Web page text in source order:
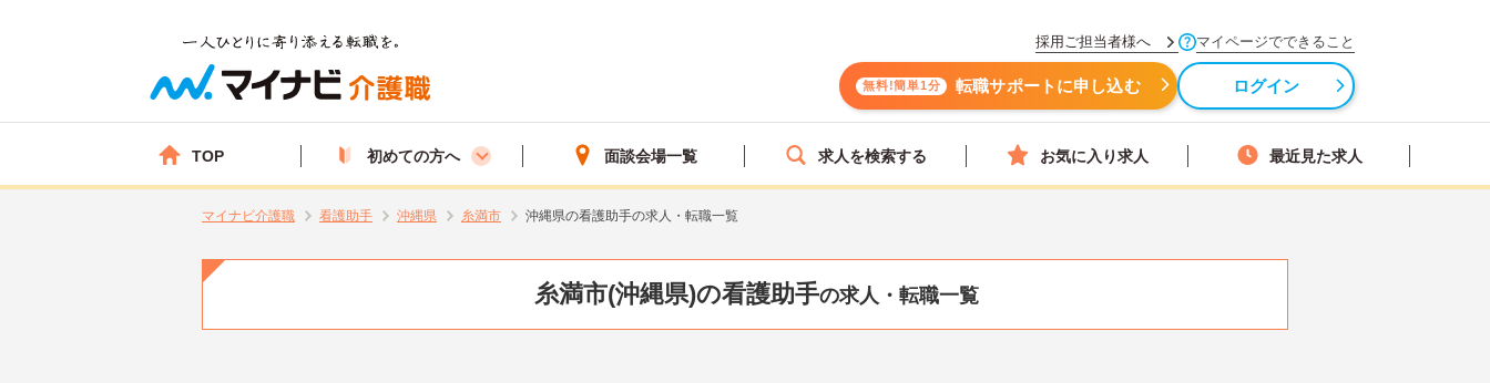
採用ご担当者様へ マイページでできること
無料!簡単1分 転職サポートに申し込む ログイン
TOP 初めての方へ 面談会場一覧 求人を検索する お気に入り求人 最近見た求人
マイナビ介護職 看護助手 沖縄県 糸満市 沖縄県の看護助手の求人・転職一覧
糸満市(沖縄県)の看護助手の求人・転職一覧